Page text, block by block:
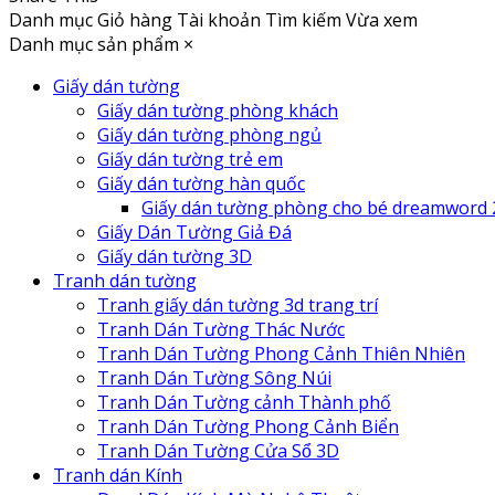
Danh mụcGiỏ hàng Tài khoản Tìm kiếm Vừa xem
Danh mục sản phẩm ×
Giấy dán tường
Giấy dán tường phòng khách
Giấy dán tường phòng ngủ
Giấy dán tường trẻ em
Giấy dán tường hàn quốc
Giấy dán tường phòng cho bé dreamword
Giấy Dán Tường Giả Đá
Giấy dán tường 3D
Tranh dán tường
Tranh giấy dán tường 3d trang trí
Tranh Dán Tường Thác Nước
Tranh Dán Tường Phong Cảnh Thiên Nhiên
Tranh Dán Tường Sông Núi
Tranh Dán Tường cảnh Thành phố
Tranh Dán Tường Phong Cảnh Biển
Tranh Dán Tường Cửa Sổ 3D
Tranh dán Kính